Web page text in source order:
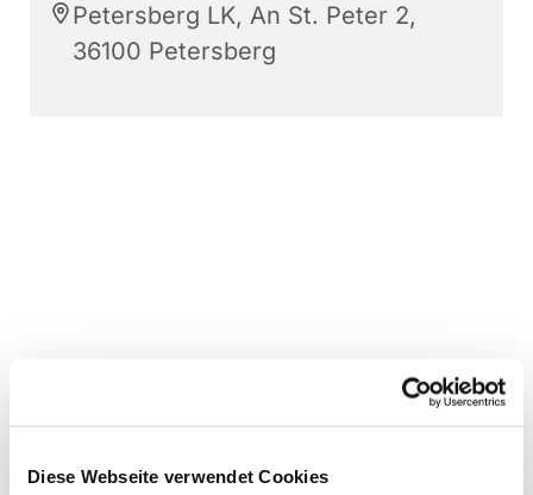
Diese Webseite verwendet Cookies
Petersberg LK, An St. Peter 2,
36100 Petersberg